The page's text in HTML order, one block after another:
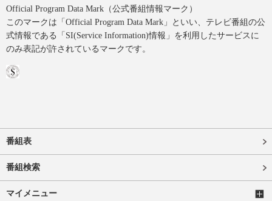
Official Program Data Mark（公式番組情報マーク）
このマークは「Official Program Data Mark」といい、テレビ番組の公
式情報である「SI(Service Information)情報」を利用したサービスに
のみ表記が許されているマークです。
番組表
番組検索
マイメニュー